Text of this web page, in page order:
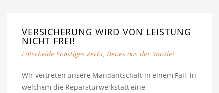
VERSICHERUNG WIRD VON LEISTUNG
NICHT FREI!
Entscheide Sonstiges Recht, Neues aus der Kanzlei
Wir vertreten unsere Mandantschaft in einem Fall, in
welchem die Reparaturwerkstatt eine